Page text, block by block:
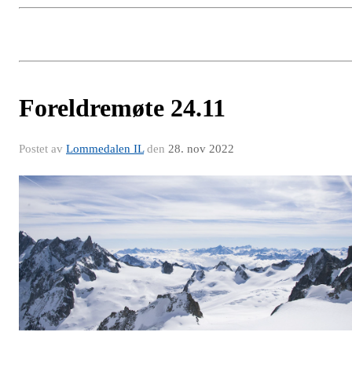
Foreldremøte 24.11
Postet av Lommedalen ILden 28. nov 2022